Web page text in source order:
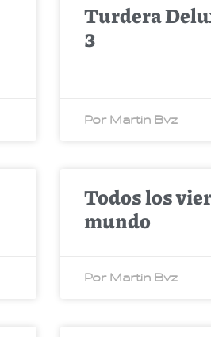
Turdera
3
Por Martin Bvz
Todos los
mundo
Por Martin Bvz